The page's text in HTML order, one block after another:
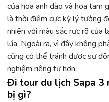
của hoa anh đào và hoa tam
là thời điểm cực kỳ lý tưởng
nhiên với màu sắc rực rỡ của
lúa. Ngoài ra, vì đây không
cũng có thể tránh được sự
nghiệm riêng tư hơn.
Đi tour du lịch Sapa 3
bị gì?